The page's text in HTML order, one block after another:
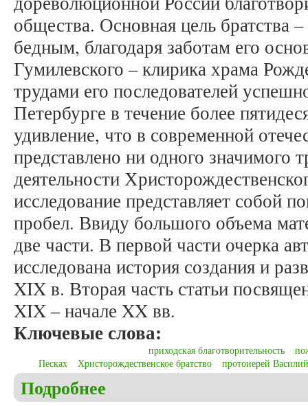
общества. Основная цель братства
бедным, благодаря заботам его
Гумилевского – клирика храма
трудами его последователей
Петербурге в течение более
удивление, что в современной
представлено ни одного значимого
деятельности
исследование представляет собой
пробел. Ввиду большого объема
две части. В первой части очерка
исследована история создания и
XIX в. Вторая часть статьи
XIX – начале XX вв.
Ключевые слова:
приходская благотворительность
Песках
Христорождественское братство протоиерей
Подробнее